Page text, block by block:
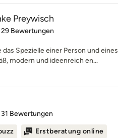
Preywisch
4.9 von 5 Sternen
29 Bewertungen
Spezielle einer Person und eines
modern und ideenreich en...
4.9 von 5 Sternen
31 Bewertungen
Erstberatung online